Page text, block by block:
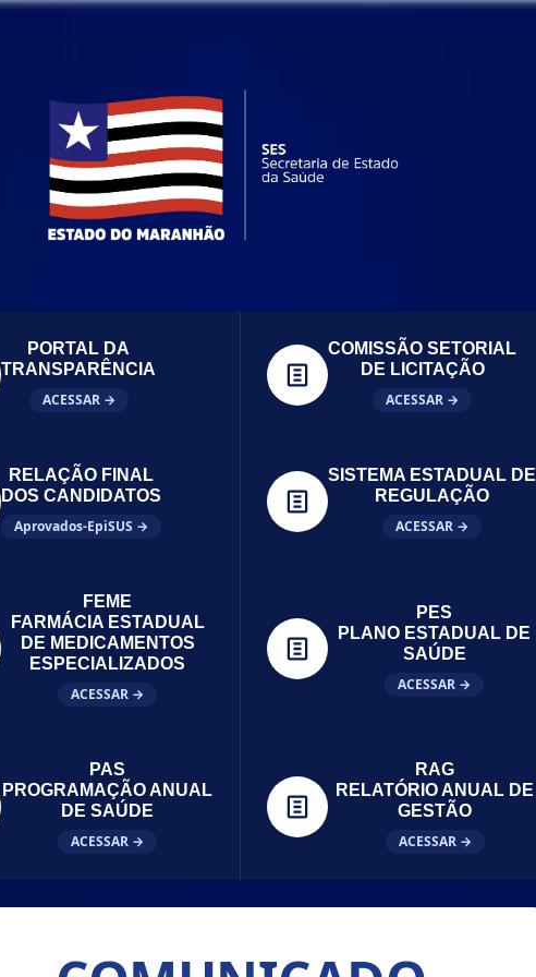
PORTAL DA
TRANSPARÊNCIA
ACESSAR →
COMISSÃO SETORIAL
DE LICITAÇÃO
ACESSAR →
RELAÇÃO FINAL
DOS CANDIDATOS
Aprovados-EpiSUS →
SISTEMA ESTADUAL DE
REGULAÇÃO
ACESSAR →
FEME
FARMÁCIA ESTADUAL
DE MEDICAMENTOS
ESPECIALIZADOS
ACESSAR →
PES
PLANO ESTADUAL DE
SAÚDE
ACESSAR →
PAS
PROGRAMAÇÃO ANUAL
DE SAÚDE
ACESSAR →
RAG
RELATÓRIO ANUAL DE
GESTÃO
ACESSAR →